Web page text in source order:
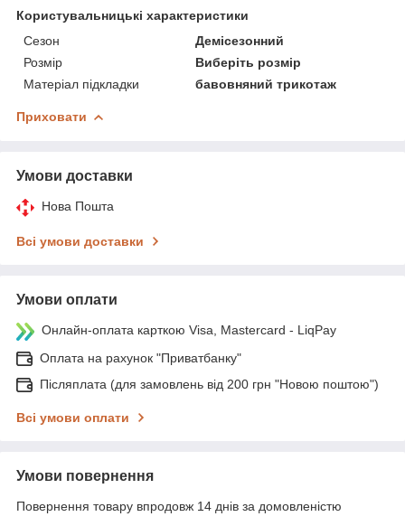
Користувальницькі характеристики
Сезон
Демісезонний
Розмір
Виберіть розмір
Матеріал підкладки
бавовняний трикотаж
Приховати
Умови доставки
Нова Пошта
Всі умови доставки
Умови оплати
Онлайн-оплата карткою Visa, Mastercard - LiqPay
Оплата на рахунок "Приватбанку"
Післяплата (для замовлень від 200 грн "Новою поштою")
Всі умови оплати
Умови повернення
Повернення товару впродовж 14 днів за домовленістю